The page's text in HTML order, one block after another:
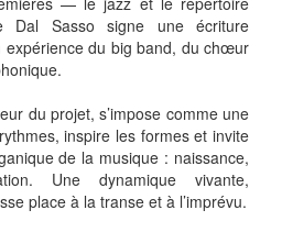
Dal Sasso signe une écriture
expérience du big band, du chœur
du projet, s’impose comme une
inspire les formes et invite
de la musique : naissance,
Une dynamique vivante,
place à la transe et à l’imprévu.